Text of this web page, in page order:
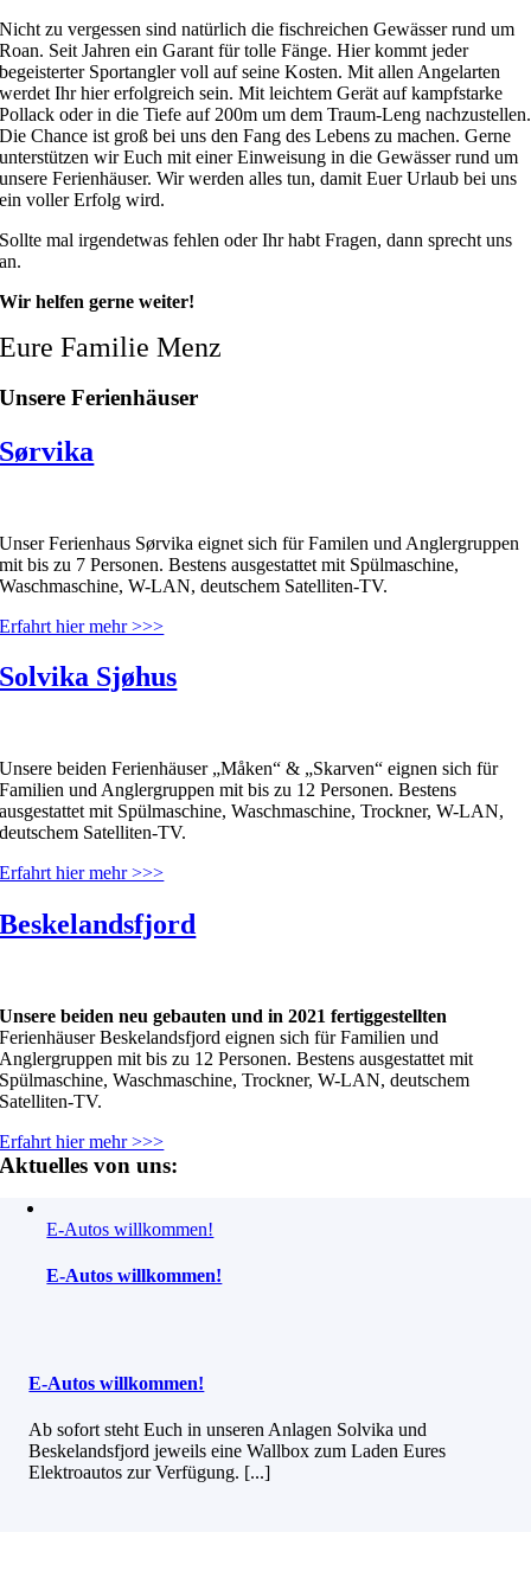
Nicht zu vergessen sind natürlich die fischreichen Gewässer rund um
Roan. Seit Jahren ein Garant für tolle Fänge. Hier kommt jeder
begeisterter Sportangler voll auf seine Kosten. Mit allen Angelarten
werdet Ihr hier erfolgreich sein. Mit leichtem Gerät auf kampfstarke
Pollack oder in die Tiefe auf 200m um dem Traum-Leng nachzustellen.
Die Chance ist groß bei uns den Fang des Lebens zu machen. Gerne
unterstützen wir Euch mit einer Einweisung in die Gewässer rund um
unsere Ferienhäuser. Wir werden alles tun, damit Euer Urlaub bei uns
ein voller Erfolg wird.
Sollte mal irgendetwas fehlen oder Ihr habt Fragen, dann sprecht uns
an.
Wir helfen gerne weiter!
Eure Familie Menz
Unsere Ferienhäuser
Sørvika
Unser Ferienhaus Sørvika eignet sich für Familen und Anglergruppen
mit bis zu 7 Personen. Bestens ausgestattet mit Spülmaschine,
Waschmaschine, W-LAN, deutschem Satelliten-TV.
Erfahrt hier mehr >>>
Solvika Sjøhus
Unsere beiden Ferienhäuser „Måken“ & „Skarven“ eignen sich für
Familien und Anglergruppen mit bis zu 12 Personen. Bestens
ausgestattet mit Spülmaschine, Waschmaschine, Trockner, W-LAN,
deutschem Satelliten-TV.
Erfahrt hier mehr >>>
Beskelandsfjord
Unsere beiden neu gebauten und in 2021 fertiggestellten
Ferienhäuser Beskelandsfjord eignen sich für Familien und
Anglergruppen mit bis zu 12 Personen. Bestens ausgestattet mit
Spülmaschine, Waschmaschine, Trockner, W-LAN, deutschem
Satelliten-TV.
Erfahrt hier mehr >>>
Aktuelles von uns:
E-Autos willkommen!
E-Autos willkommen!
E-Autos willkommen!
Ab sofort steht Euch in unseren Anlagen Solvika und
Beskelandsfjord jeweils eine Wallbox zum Laden Eures
Elektroautos zur Verfügung. [...]